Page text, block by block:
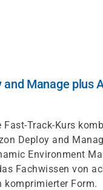
and Manage plus
Track-Kurs
Deploy and
Environment
Fachwissen von
komprimierter Form.